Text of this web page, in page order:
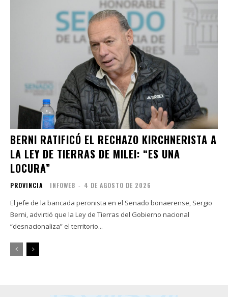
BERNI RATIFICÓ EL RECHAZO KIRCHNERISTA A
LA LEY DE TIERRAS DE MILEI: “ES UNA
LOCURA”
PROVINCIA INFOWEB - 4 DE AGOSTO DE 2026
El jefe de la bancada peronista en el Senado bonaerense, Sergio
Berni, advirtió que la Ley de Tierras del Gobierno nacional
“desnacionaliza” el territorio...